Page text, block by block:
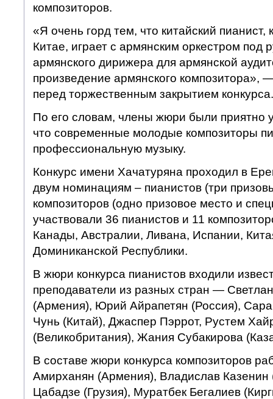
композиторов.
«Я очень горд тем, что китайский пианист,
Китае, играет с армянским оркестром под
армянского дирижера для армянской
произведение армянского композитора»,
перед торжественным закрытием конкурса.
По его словам, члены жюри были приятно
что современные молодые композиторы
профессиональную музыку.
Конкурс имени Хачатуряна проходил в
двум номинациям – пианистов (три
композиторов (одно призовое место и
участвовали 36 пианистов и 11
Канады, Австралии, Ливана, Испании,
Доминиканской Республики.
В жюри конкурса пианистов входили
преподаватели из разных стран —
(Армения), Юрий Айрапетян (Россия),
Чунь (Китай), Джаспер Пэррот, Рустем
(Великобритания), Жания Субакирова
В составе жюри конкурса композиторов
Амирханян (Армения), Владислав Казенин
Цабадзе (Грузия), Муратбек Бегалиев